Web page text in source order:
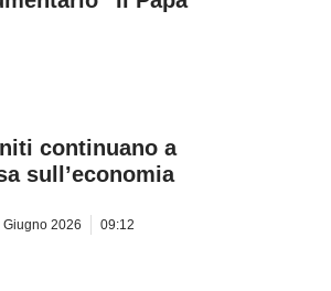
continuano a
sull’economia
Giugno 2026 09:12